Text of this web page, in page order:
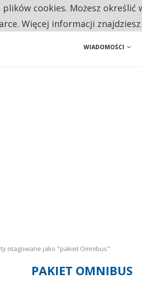
W EUROPEJSKI PRZEMYSŁ. NA LIŚCIE
WIADOMOŚCI
otagowane jako "pakiet Omnibus"
PAKIET OMNIBUS
plików cookies. Możesz
Więcej informacji znajdziesz